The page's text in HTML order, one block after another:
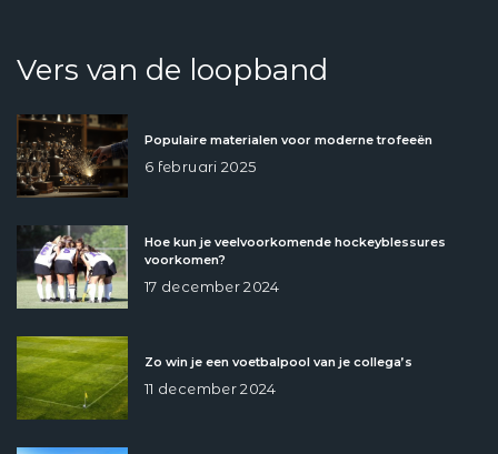
Vers van de loopband
Populaire materialen voor moderne trofeeën
6 februari 2025
Hoe kun je veelvoorkomende hockeyblessures
voorkomen?
17 december 2024
Zo win je een voetbalpool van je collega’s
11 december 2024